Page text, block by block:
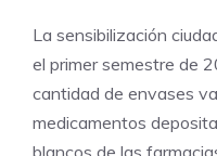
La sensibilización
el primer semestre de
cantidad de envases
medicamentos